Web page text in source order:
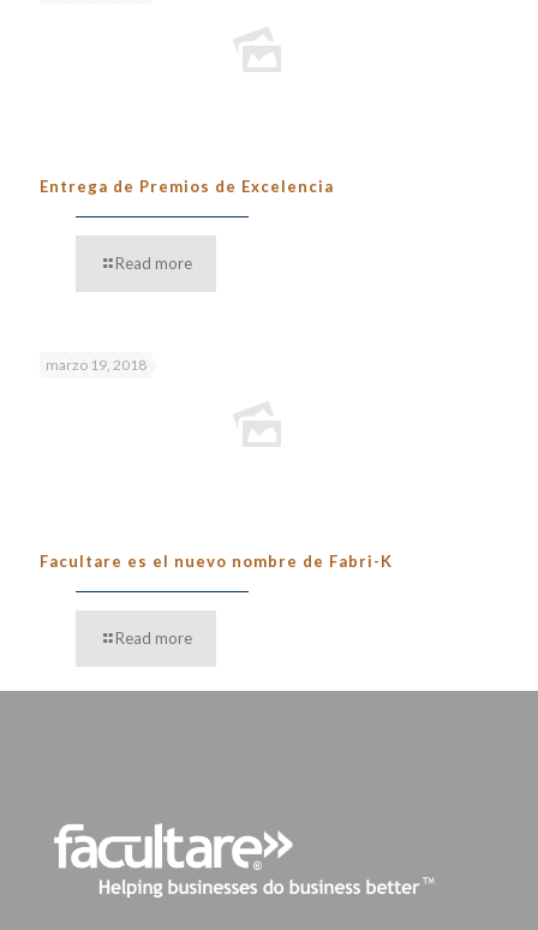
Entrega de Premios de Excelencia
Read more
marzo 19, 2018
Facultare es el nuevo nombre de Fabri-K
Read more